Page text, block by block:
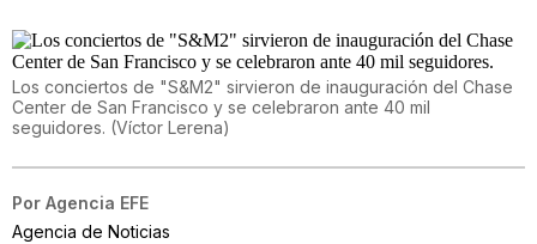
Los conciertos de "S&M2" sirvieron de inauguración del Chase
Center de San Francisco y se celebraron ante 40 mil
seguidores. (Víctor Lerena)
Por Agencia EFE
Agencia de Noticias